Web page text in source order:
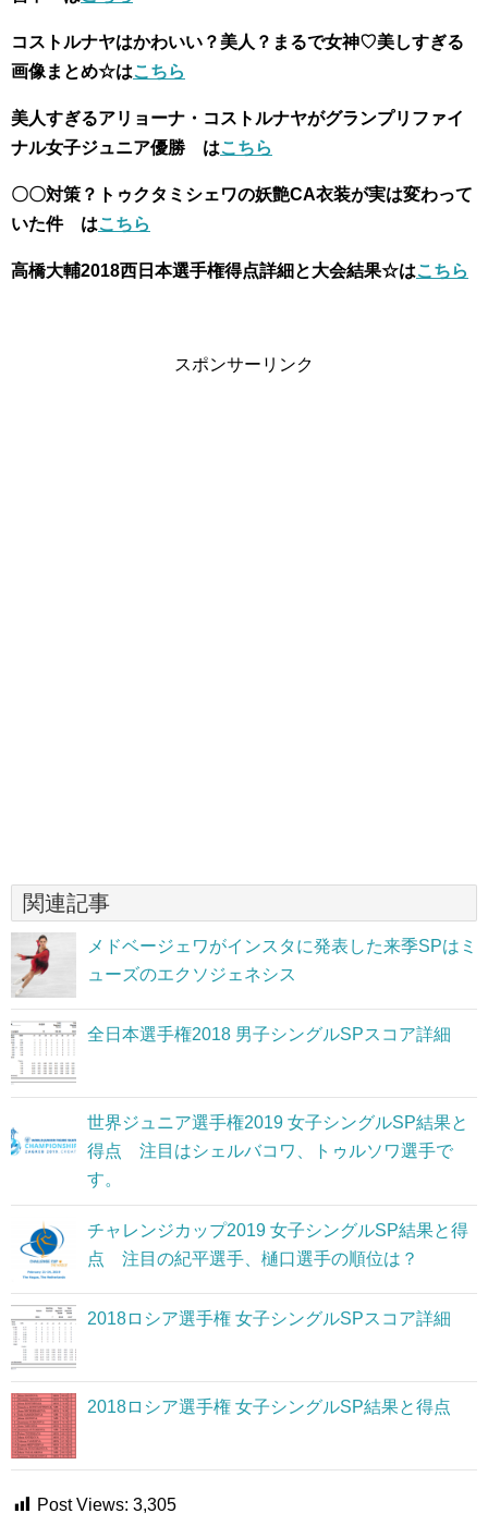
コストルナヤはかわいい？美人？まるで女神♡美しすぎる
画像まとめ☆はこちら
美人すぎるアリョーナ・コストルナヤがグランプリファイ
ナル女子ジュニア優勝 はこちら
〇〇対策？トゥクタミシェワの妖艶CA衣装が実は変わって
いた件 はこちら
高橋大輔2018西日本選手権得点詳細と大会結果☆はこちら
スポンサーリンク
関連記事
メドベージェワがインスタに発表した来季SPはミ
ューズのエクソジェネシス
全日本選手権2018 男子シングルSPスコア詳細
世界ジュニア選手権2019 女子シングルSP結果と
得点 注目はシェルバコワ、トゥルソワ選手で
す。
チャレンジカップ2019 女子シングルSP結果と得
点 注目の紀平選手、樋口選手の順位は？
2018ロシア選手権 女子シングルSPスコア詳細
2018ロシア選手権 女子シングルSP結果と得点
Post Views: 3,305